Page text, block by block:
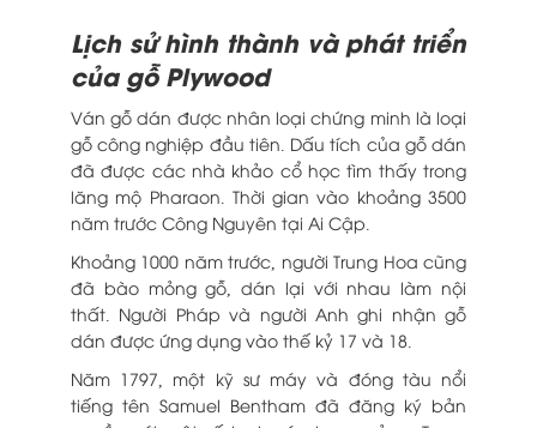
Lịch sử hình thành và phát triển
của gỗ Plywood
Ván gỗ dán được nhân loại chứng minh là loại
gỗ công nghiệp đầu tiên. Dấu tích của gỗ dán
đã được các nhà khảo cổ học tìm thấy trong
lăng mộ Pharaon. Thời gian vào khoảng 3500
năm trước Công Nguyên tại Ai Cập.
Khoảng 1000 năm trước, người Trung Hoa cũng
đã bào mỏng gỗ, dán lại với nhau làm nội
thất. Người Pháp và người Anh ghi nhận gỗ
dán được ứng dụng vào thế kỷ 17 và 18.
Năm 1797, một kỹ sư máy và đóng tàu nổi
tiếng tên Samuel Bentham đã đăng ký bản